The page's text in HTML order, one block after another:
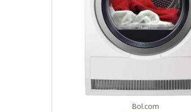
Bol.com